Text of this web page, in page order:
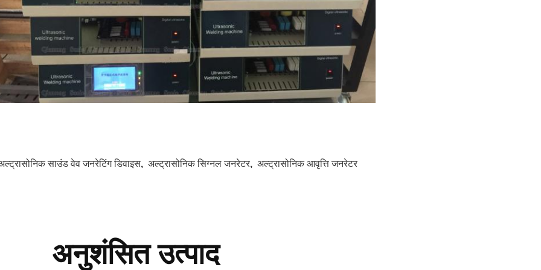
साउंड वेव जनरेटिंग डिवाइस, अल्ट्रासोनिक सिग्नल जनरेटर, अल्ट्रासोनिक आवृत्ति जनरेटर
अनुशंसित उत्पाद